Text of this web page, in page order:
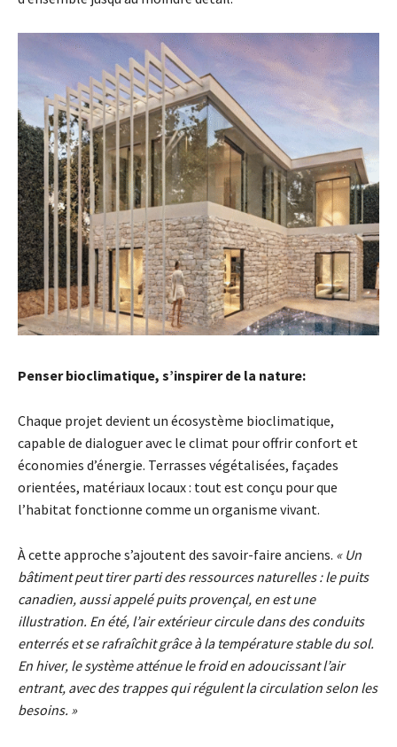
Penser bioclimatique, s’inspirer de la nature:
Chaque projet devient un écosystème bioclimatique,
capable de dialoguer avec le climat pour offrir confort et
économies d’énergie. Terrasses végétalisées, façades
orientées, matériaux locaux : tout est conçu pour que
l’habitat fonctionne comme un organisme vivant.
À cette approche s’ajoutent des savoir-faire anciens. « Un
bâtiment peut tirer parti des ressources naturelles : le puits
canadien, aussi appelé puits provençal, en est une
illustration. En été, l’air extérieur circule dans des conduits
enterrés et se rafraîchit grâce à la température stable du sol.
En hiver, le système atténue le froid en adoucissant l’air
entrant, avec des trappes qui régulent la circulation selon les
besoins. »